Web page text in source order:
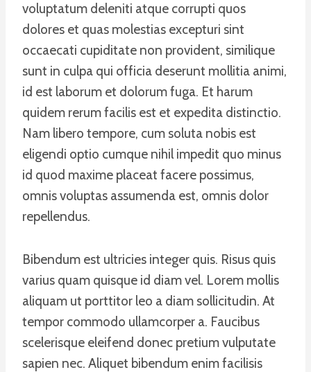
voluptatum deleniti atque corrupti quos
dolores et quas molestias excepturi sint
occaecati cupiditate non provident, similique
sunt in culpa qui officia deserunt mollitia animi,
id est laborum et dolorum fuga. Et harum
quidem rerum facilis est et expedita distinctio.
Nam libero tempore, cum soluta nobis est
eligendi optio cumque nihil impedit quo minus
id quod maxime placeat facere possimus,
omnis voluptas assumenda est, omnis dolor
repellendus.
Bibendum est ultricies integer quis. Risus quis
varius quam quisque id diam vel. Lorem mollis
aliquam ut porttitor leo a diam sollicitudin. At
tempor commodo ullamcorper a. Faucibus
scelerisque eleifend donec pretium vulputate
sapien nec. Aliquet bibendum enim facilisis